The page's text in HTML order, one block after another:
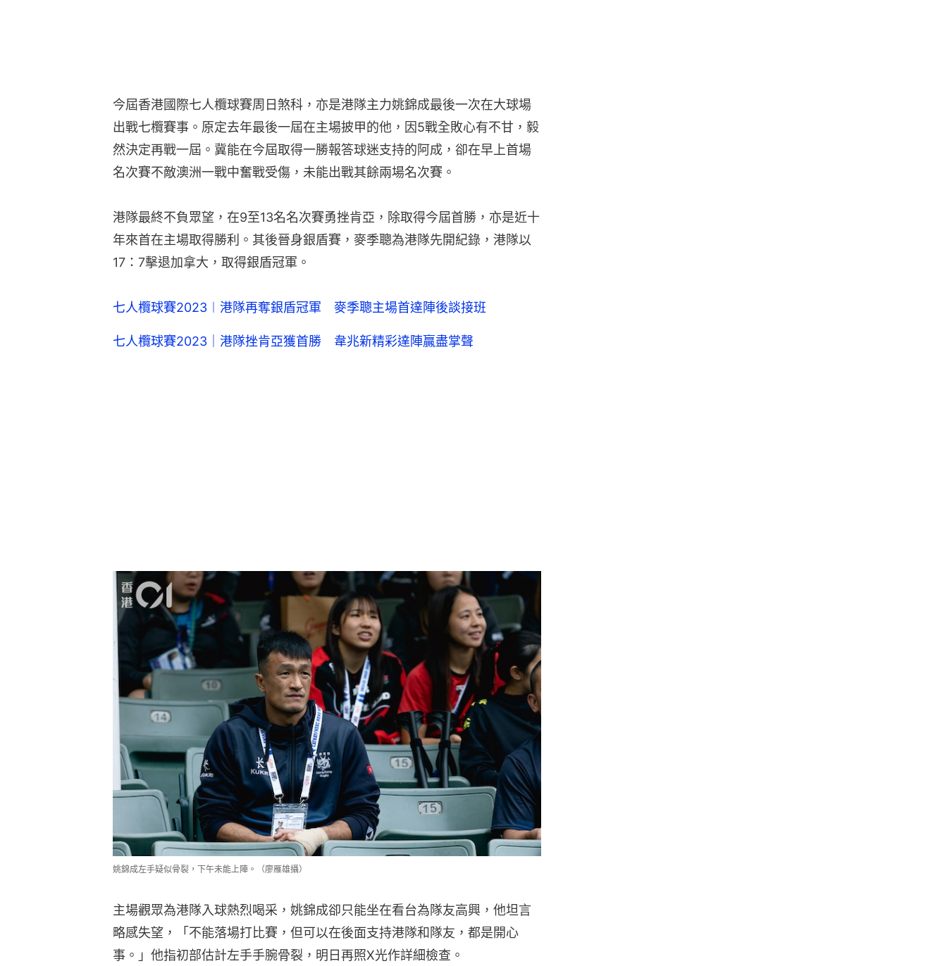
今屆香港國際七人欖球賽周日煞科，亦是港隊主力姚錦成最後一次在大球場
出戰七欖賽事。原定去年最後一屆在主場披甲的他，因5戰全敗心有不甘，毅
然決定再戰一屆。冀能在今屆取得一勝報答球迷支持的阿成，卻在早上首場
名次賽不敵澳洲一戰中奮戰受傷，未能出戰其餘兩場名次賽。
港隊最終不負眾望，在9至13名名次賽勇挫肯亞，除取得今屆首勝，亦是近十
年來首在主場取得勝利。其後晉身銀盾賽，麥季聰為港隊先開紀錄，港隊以
17：7擊退加拿大，取得銀盾冠軍。
七人欖球賽2023︱港隊再奪銀盾冠軍 麥季聰主場首達陣後談接班
七人欖球賽2023｜港隊挫肯亞獲首勝 韋兆新精彩達陣贏盡掌聲
姚錦成左手疑似骨裂，下午未能上陣。（廖雁雄攝）
主場觀眾為港隊入球熱烈喝采，姚錦成卻只能坐在看台為隊友高興，他坦言
略感失望，「不能落場打比賽，但可以在後面支持港隊和隊友，都是開心
事。」他指初部估計左手手腕骨裂，明日再照X光作詳細檢查。